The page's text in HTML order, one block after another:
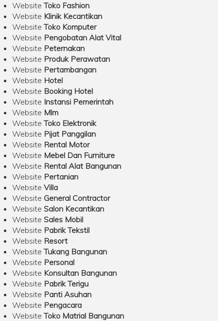
WebsiteToko Fashion
Website Klinik Kecantikan
WebsiteToko Komputer
Website Pengobatan Alat Vital
Website Peternakan
Website Produk Perawatan
Website Pertambangan
Website Hotel
Website Booking Hotel
Website Instansi Pemerintah
Website Mlm
WebsiteToko Elektronik
Website Pijat Panggilan
Website Rental Motor
Website Mebel Dan Furniture
Website Rental Alat Bangunan
Website Pertanian
Website Villa
Website General Contractor
Website Salon Kecantikan
Website Sales Mobil
Website Pabrik Tekstil
Website Resort
WebsiteTukang Bangunan
Website Personal
Website Konsultan Bangunan
Website Pabrik Terigu
Website Panti Asuhan
Website Pengacara
WebsiteToko Matrial Bangunan